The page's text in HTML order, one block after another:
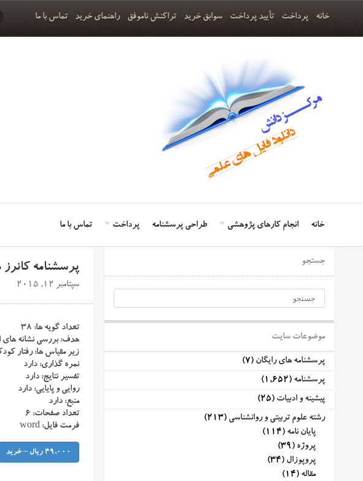
خانه پرداخت تأیید پرداخت سوابق خرید تراکنش ناموفق راهنمای خرید تماس با ما
خانه انجام کارهای پژوهشی طراحی پرسشنامه پرداخت تماس با ما
پرسشنامه کانرز
سپتامبر 12, 2015
تعداد گویه ها: ۳۸
هدف: بررسی نشانه های
زیر مقیاس ها: رفتار
نمره گذاری: دارد
تفسیر نتایج: دارد
روایی و پایایی: دارد
منبع: دارد
تعداد صفحات: ۶
فرمت فایل: word
49,000 ریال – خرید
جستجو
موضوعات سایت
پرسشنامه های رایگان (7)
پرسشنامه (1,652)
پیشینه و ادبیات (25)
رشته علوم تربیتی و روانشناسی (213)
پایان نامه (114)
پروژه (39)
پروپوزال (34)
مقاله (14)